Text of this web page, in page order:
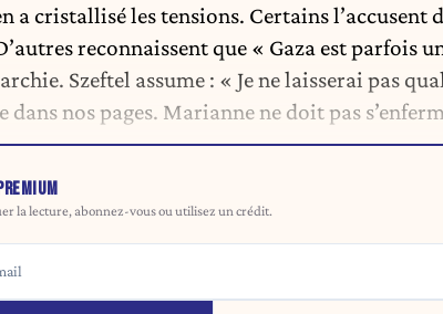
cristallisé les tensions. Certains l’accusent
reconnaissent que « Gaza est parfois
Szeftel assume : « Je ne laisserai pas
nos pages. Marianne ne doit pas
la lecture, abonnez-vous ou utilisez un crédit.